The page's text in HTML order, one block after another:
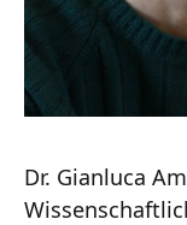
Dr. Gianluca